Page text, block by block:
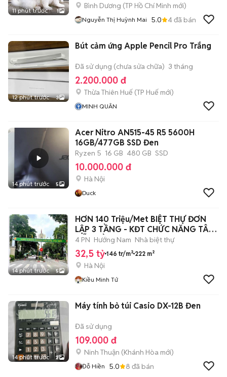
11 phút trước 1
Bình Dương (TP Hồ Chí Minh mới)
Nguyễn Thị Huỳnh Mai 5.0 4đã bán
12 phút trước 3
Bút cảm ứng Apple Pencil Pro Trắng
Đã sử dụng (chưa sửa chữa) 3 tháng
2.200.000 đ
Thừa Thiên Huế (TP Huế mới)
MINH QUÂN
14 phút trước 5
Acer Nitro AN515-45 R5 5600H
16GB/477GB SSD Đen
Ryzen 5 16 GB 480 GB SSD
10.000.000 đ
Hà Nội
Duck
14 phút trước 5
HƠN 140 Triệu/Met BIỆT THỰ ĐƠN
LẬP 3 TẦNG - KĐT CHỨC NĂNG TÂY
MỖ - GẦ
4 PN Hướng Nam Nhà biệt thự
32,5 tỷ 146 tr/m² 222 m²
Hà Nội
Kiều Minh Tứ
14 phút trước 2
Máy tính bỏ túi Casio DX-12B Đen
Đã sử dụng
109.000 đ
Ninh Thuận (Khánh Hòa mới)
Đỗ Hiền 5.0 8 đã bán